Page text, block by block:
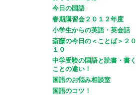
今日の国語
春期講習会２０１２年度
小学生からの英語・英会話
斎藤の今日の＜ことば＞２０
１０
中学受験の国語と読書・書く
ことの違い！
国語のお悩み相談室
国語のコツ！